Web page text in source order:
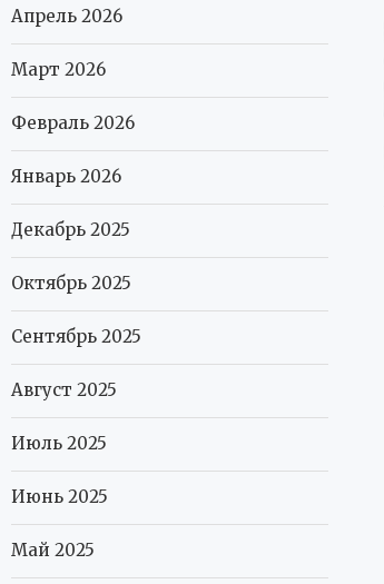
Апрель 2026
Март 2026
Февраль 2026
Январь 2026
Декабрь 2025
Октябрь 2025
Сентябрь 2025
Август 2025
Июль 2025
Июнь 2025
Май 2025